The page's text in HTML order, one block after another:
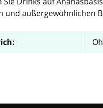
und außergewöhnlichen